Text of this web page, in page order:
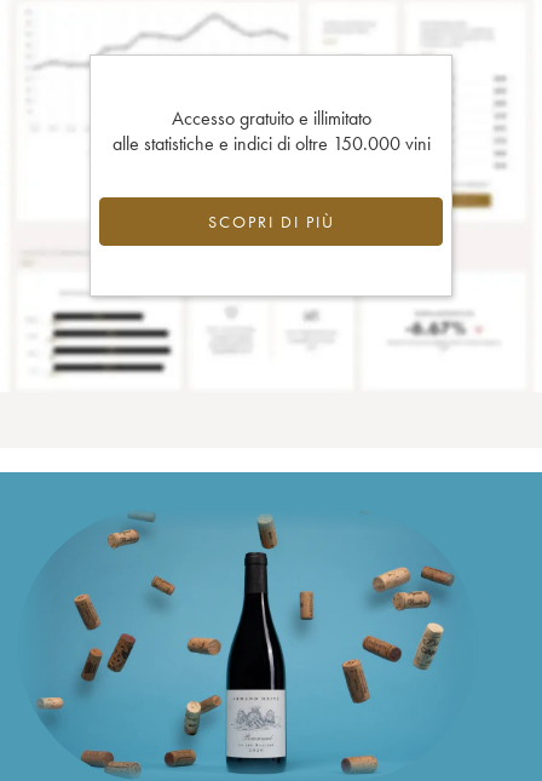
Accesso gratuito e illimitato
alle statistiche e indici di oltre 150.000 vini
SCOPRI DI PIÙ